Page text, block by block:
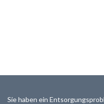
Sie haben ein